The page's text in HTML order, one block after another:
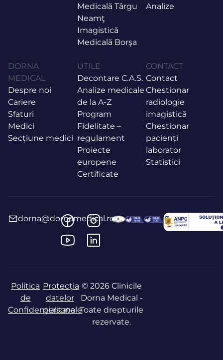
Medicală Târgu
Neamţ
Imagistică
Medicală Borşa
Analize
DORNA
MEDICAL
Despre noi
Cariere
Sfaturi
Medici
Secțiune medici
UTILE
Decontare C.A.S.
Analize medicale
de la A-Z
Program
Fidelitate –
regulament
Proiecte
europene
Certificate
CONTACT
Contact
Chestionar
radiologie
imagistică
Chestionar
pacienți
laborator
Statistici
dorna@dornamedical.ro
Politica
de
Confidențialitate
Protecția
datelor
personale
© 2026 Clinicile
Dorna Medical -
Toate drepturile
rezervate.